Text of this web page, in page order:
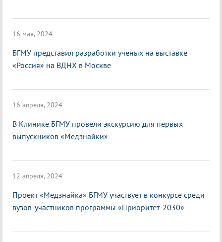
16 мая, 2024
БГМУ представил разработки ученых на выставке
«Россия» на ВДНХ в Москве
16 апреля, 2024
В Клинике БГМУ провели экскурсию для первых
выпускников «Медзнайки»
12 апреля, 2024
Проект «Медзнайка» БГМУ участвует в конкурсе среди
вузов-участников программы «Приоритет-2030»